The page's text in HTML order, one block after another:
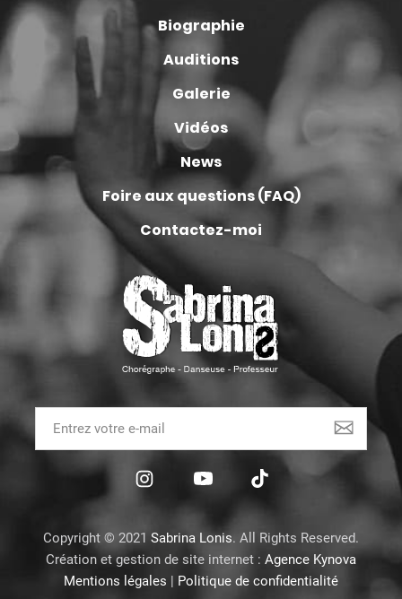
Biographie
Auditions
Galerie
Vidéos
News
Foire aux questions (FAQ)
Contactez-moi
Copyright © 2021 Sabrina Lonis. All Rights Reserved.
Création et gestion de site internet : Agence Kynova
Mentions légales | Politique de confidentialité